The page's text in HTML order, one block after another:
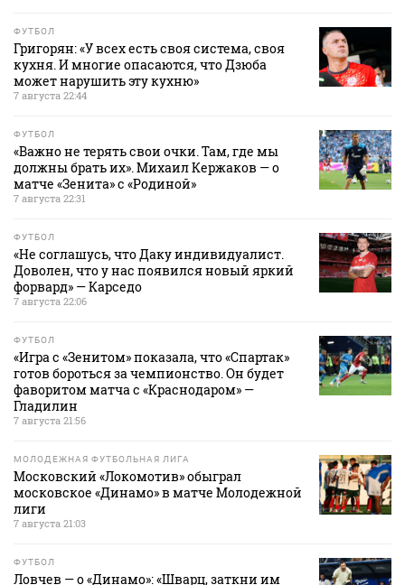
ФУТБОЛ
Григорян: «У всех есть своя система, своя
кухня. И многие опасаются, что Дзюба
может нарушить эту кухню»
7 августа 22:44
ФУТБОЛ
«Важно не терять свои очки. Там, где мы
должны брать их». Михаил Кержаков — о
матче «Зенита» с «Родиной»
7 августа 22:31
ФУТБОЛ
«Не соглашусь, что Даку индивидуалист.
Доволен, что у нас появился новый яркий
форвард» — Карседо
7 августа 22:06
ФУТБОЛ
«Игра с «Зенитом» показала, что «Спартак»
готов бороться за чемпионство. Он будет
фаворитом матча с «Краснодаром» —
Гладилин
7 августа 21:56
МОЛОДЕЖНАЯ ФУТБОЛЬНАЯ ЛИГА
Московский «Локомотив» обыграл
московское «Динамо» в матче Молодежной
лиги
7 августа 21:03
ФУТБОЛ
Ловчев — о «Динамо»: «Шварц, заткни им